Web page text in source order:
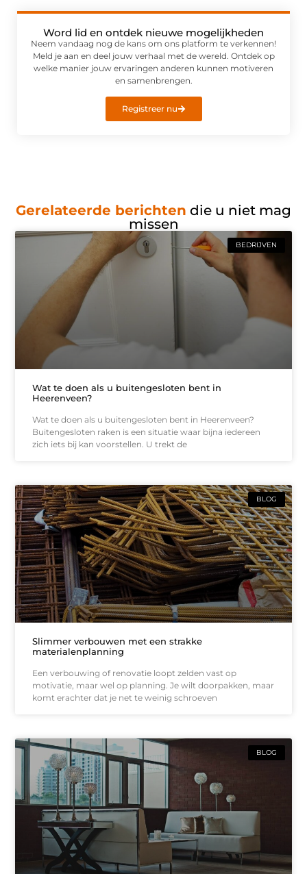
Word lid en ontdek nieuwe mogelijkheden
Neem vandaag nog de kans om ons platform te verkennen!
Meld je aan en deel jouw verhaal met de wereld. Ontdek op
welke manier jouw ervaringen anderen kunnen motiveren
en samenbrengen.
Registreer nu
Gerelateerde berichten die u niet mag
missen
BEDRIJVEN
Wat te doen als u buitengesloten bent in
Heerenveen?
Wat te doen als u buitengesloten bent in Heerenveen?
Buitengesloten raken is een situatie waar bijna iedereen
zich iets bij kan voorstellen. U trekt de
BLOG
Slimmer verbouwen met een strakke
materialenplanning
Een verbouwing of renovatie loopt zelden vast op
motivatie, maar wel op planning. Je wilt doorpakken, maar
komt erachter dat je net te weinig schroeven
BLOG